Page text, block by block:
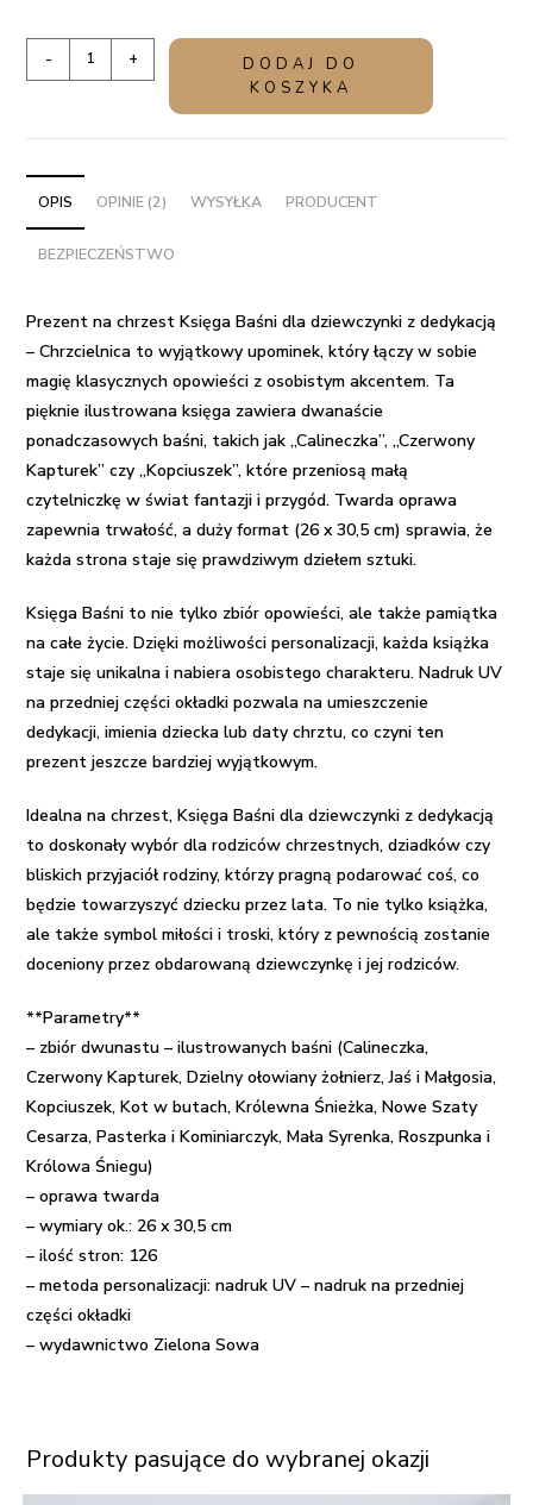
Prezent
Księga
Baśni
dla
dziewczynki
dedykacją
-
Chrzcielnica
- +
DODAJ DO
KOSZYKA
OPIS OPINIE (2) WYSYŁKA PRODUCENT
BEZPIECZEŃSTWO
Prezent na chrzest Księga Baśni dla dziewczynki z dedykacją
– Chrzcielnica to wyjątkowy upominek, który łączy w sobie
magię klasycznych opowieści z osobistym akcentem. Ta
pięknie ilustrowana księga zawiera dwanaście
ponadczasowych baśni, takich jak „Calineczka”, „Czerwony
Kapturek” czy „Kopciuszek”, które przeniosą małą
czytelniczkę w świat fantazji i przygód. Twarda oprawa
zapewnia trwałość, a duży format (26 x 30,5 cm) sprawia, że
każda strona staje się prawdziwym dziełem sztuki.
Księga Baśni to nie tylko zbiór opowieści, ale także pamiątka
na całe życie. Dzięki możliwości personalizacji, każda książka
staje się unikalna i nabiera osobistego charakteru. Nadruk UV
na przedniej części okładki pozwala na umieszczenie
dedykacji, imienia dziecka lub daty chrztu, co czyni ten
prezent jeszcze bardziej wyjątkowym.
Idealna na chrzest, Księga Baśni dla dziewczynki z dedykacją
to doskonały wybór dla rodziców chrzestnych, dziadków czy
bliskich przyjaciół rodziny, którzy pragną podarować coś, co
będzie towarzyszyć dziecku przez lata. To nie tylko książka,
ale także symbol miłości i troski, który z pewnością zostanie
doceniony przez obdarowaną dziewczynkę i jej rodziców.
**Parametry**
– zbiór dwunastu – ilustrowanych baśni (Calineczka,
Czerwony Kapturek, Dzielny ołowiany żołnierz, Jaś i Małgosia,
Kopciuszek, Kot w butach, Królewna Śnieżka, Nowe Szaty
Cesarza, Pasterka i Kominiarczyk, Mała Syrenka, Roszpunka i
Królowa Śniegu)
– oprawa twarda
– wymiary ok.: 26 x 30,5 cm
– ilość stron: 126
– metoda personalizacji: nadruk UV – nadruk na przedniej
części okładki
– wydawnictwo Zielona Sowa
Produkty pasujące do wybranej okazji